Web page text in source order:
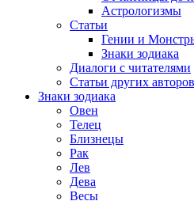
Астрологизмы
Статьи
Гении и
Знаки зодиака
Диалоги с читателями
Статьи других авторов
Знаки зодиака
Овен
Телец
Близнецы
Рак
Лев
Дева
Весы